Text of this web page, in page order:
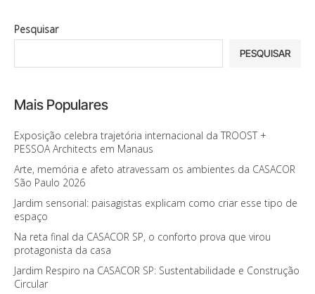
Pesquisar
PESQUISAR
Mais Populares
Exposição celebra trajetória internacional da TROOST +
PESSOA Architects em Manaus
Arte, memória e afeto atravessam os ambientes da CASACOR
São Paulo 2026
Jardim sensorial: paisagistas explicam como criar esse tipo de
espaço
Na reta final da CASACOR SP, o conforto prova que virou
protagonista da casa
Jardim Respiro na CASACOR SP: Sustentabilidade e Construção
Circular